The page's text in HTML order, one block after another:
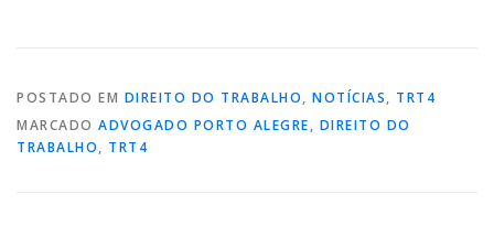
POSTADO EM DIREITO DO TRABALHO, NOTÍCIAS, TRT4
MARCADO ADVOGADO PORTO ALEGRE, DIREITO DO
TRABALHO, TRT4